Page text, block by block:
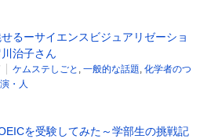
るーサイエンスビジュアリゼーショ
治子さん
ケムステしごと , 一般的な話題, 化学者のつ
・人
を受験してみた～学部生の挑戦記